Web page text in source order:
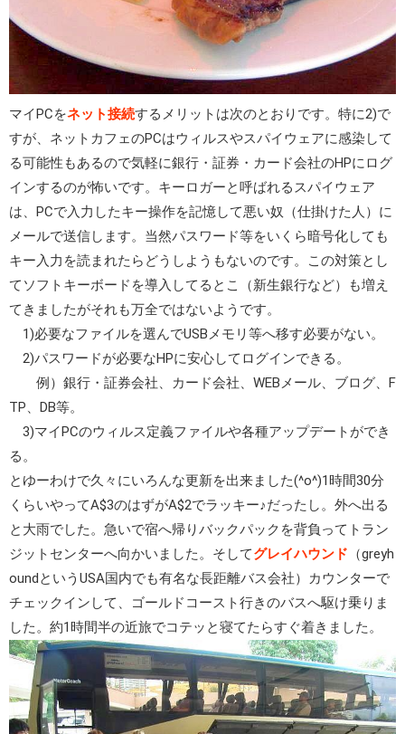
マイPCをネット接続するメリットは次のとおりです。特に2)で
すが、ネットカフェのPCはウィルスやスパイウェアに感染して
る可能性もあるので気軽に銀行・証券・カード会社のHPにログ
インするのが怖いです。キーロガーと呼ばれるスパイウェア
は、PCで入力したキー操作を記憶して悪い奴（仕掛けた人）に
メールで送信します。当然パスワード等をいくら暗号化しても
キー入力を読まれたらどうしようもないのです。この対策とし
てソフトキーボードを導入してるとこ（新生銀行など）も増え
てきましたがそれも万全ではないようです。
1)必要なファイルを選んでUSBメモリ等へ移す必要がない。
2)パスワードが必要なHPに安心してログインできる。
例）銀行・証券会社、カード会社、WEBメール、ブログ、F
TP、DB等。
3)マイPCのウィルス定義ファイルや各種アップデートができ
る。
とゆーわけで久々にいろんな更新を出来ました(^o^)1時間30分
くらいやってA$3のはずがA$2でラッキー♪だったし。外へ出る
と大雨でした。急いで宿へ帰りバックパックを背負ってトラン
ジットセンターへ向かいました。そしてグレイハウンド （greyh
oundというUSA国内でも有名な長距離バス会社）カウンターで
チェックインして、ゴールドコースト行きのバスへ駆け乗りま
した。約1時間半の近旅でコテッと寝てたらすぐ着きました。